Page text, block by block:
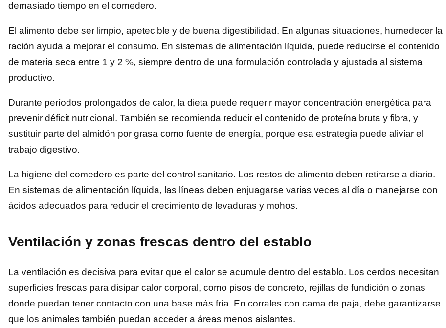
demasiado tiempo en el comedero.
El alimento debe ser limpio, apetecible y de buena digestibilidad. En algunas situaciones, humedecer la
ración ayuda a mejorar el consumo. En sistemas de alimentación líquida, puede reducirse el contenido
de materia seca entre 1 y 2 %, siempre dentro de una formulación controlada y ajustada al sistema
productivo.
Durante períodos prolongados de calor, la dieta puede requerir mayor concentración energética para
prevenir déficit nutricional. También se recomienda reducir el contenido de proteína bruta y fibra, y
sustituir parte del almidón por grasa como fuente de energía, porque esa estrategia puede aliviar el
trabajo digestivo.
La higiene del comedero es parte del control sanitario. Los restos de alimento deben retirarse a diario.
En sistemas de alimentación líquida, las líneas deben enjuagarse varias veces al día o manejarse con
ácidos adecuados para reducir el crecimiento de levaduras y mohos.
Ventilación y zonas frescas dentro del establo
La ventilación es decisiva para evitar que el calor se acumule dentro del establo. Los cerdos necesitan
superficies frescas para disipar calor corporal, como pisos de concreto, rejillas de fundición o zonas
donde puedan tener contacto con una base más fría. En corrales con cama de paja, debe garantizarse
que los animales también puedan acceder a áreas menos aislantes.